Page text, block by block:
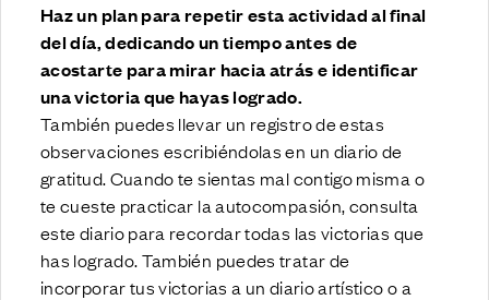
Haz un plan para repetir esta actividad al final
del día, dedicando un tiempo antes de
acostarte para mirar hacia atrás e identificar
una victoria que hayas logrado.
También puedes llevar un registro de estas
observaciones escribiéndolas en un diario de
gratitud. Cuando te sientas mal contigo misma o
te cueste practicar la autocompasión, consulta
este diario para recordar todas las victorias que
has logrado. También puedes tratar de
incorporar tus victorias a un diario artístico o a